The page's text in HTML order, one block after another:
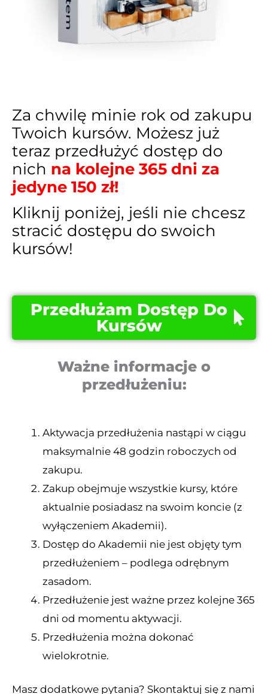
Za chwilę minie rok od zakupu
Twoich kursów. Możesz już
teraz przedłużyć dostęp do
nich na kolejne 365 dni za
jedyne 150 zł!
Kliknij poniżej, jeśli nie chcesz
stracić dostępu do swoich
kursów!
Przedłużam Dostęp Do
Kursów
Ważne informacje o
przedłużeniu:
Aktywacja przedłużenia nastąpi w ciągu
maksymalnie 48 godzin roboczych od
zakupu.
Zakup obejmuje wszystkie kursy, które
aktualnie posiadasz na swoim koncie (z
wyłączeniem Akademii).
Dostęp do Akademii nie jest objęty tym
przedłużeniem – podlega odrębnym
zasadom.
Przedłużenie jest ważne przez kolejne 365
dni od momentu aktywacji.
Przedłużenia można dokonać
wielokrotnie.
Masz dodatkowe pytania? Skontaktuj się z nami